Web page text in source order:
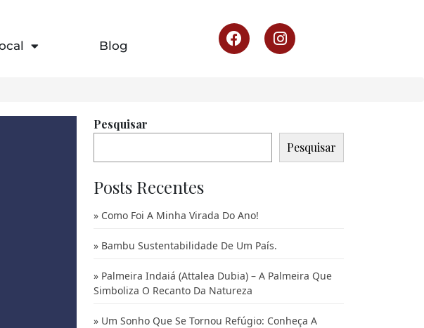
Blog
Pesquisar
Pesquisar
Posts Recentes
Como Foi A Minha Virada Do Ano!
Bambu Sustentabilidade De Um País.
Palmeira Indaiá (Attalea Dubia) – A Palmeira Que
Simboliza O Recanto Da Natureza
Um Sonho Que Se Tornou Refúgio: Conheça A